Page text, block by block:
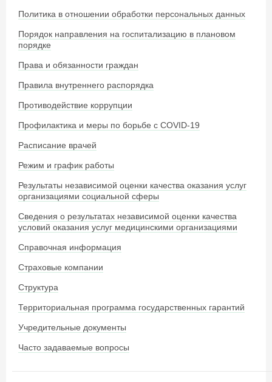
Политика в отношении обработки персональных данных
Порядок направления на госпитализацию в плановом
порядке
Права и обязанности граждан
Правила внутреннего распорядка
Противодействие коррупции
Профилактика и меры по борьбе с COVID-19
Расписание врачей
Режим и график работы
Результаты независимой оценки качества оказания услуг
организациями социальной сферы
Сведения о результатах независимой оценки качества
условий оказания услуг медицинскими организациями
Справочная информация
Страховые компании
Структура
Территориальная программа государственных гарантий
Учредительные документы
Часто задаваемые вопросы